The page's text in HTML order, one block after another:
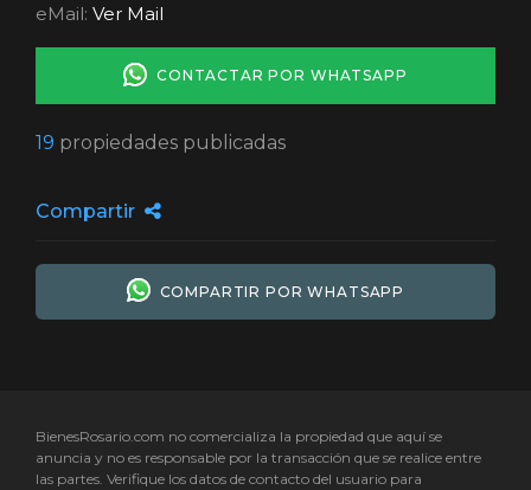
eMail: Ver Mail
CONTACTAR POR WHATSAPP
19 propiedades publicadas
Compartir
COMPARTIR POR WHATSAPP
BienesRosario.com no comercializa la propiedad que aquí se
anuncia y no es responsable por la transacción que se realice entre
las partes. Verifique los datos de contacto del usuario para